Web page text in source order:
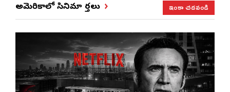
అమెరికాలో సినిమా వార్తలు ఇంకా చదవండి